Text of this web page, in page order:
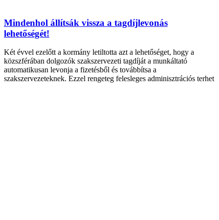
Mindenhol állítsák vissza a tagdíjlevonás
lehetőségét!
Két évvel ezelőtt a kormány letiltotta azt a lehetőséget, hogy a
közszférában dolgozók szakszervezeti tagdíját a munkáltató
automatikusan levonja a fizetésből és továbbítsa a
szakszervezeteknek. Ezzel rengeteg felesleges adminisztrációs terhet